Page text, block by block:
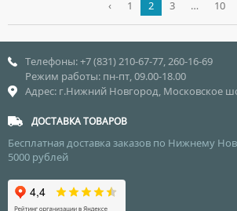
‹ 1 2 3 … 10
Телефоны: +7 (831) 210-67-77, 260-16-69
Режим работы: пн-пт, 09.00-18.00
Адрес: г.Нижний Новгород, Московское
ДОСТАВКА ТОВАРОВ
Бесплатная доставка заказов по Нижнему
5000 рублей